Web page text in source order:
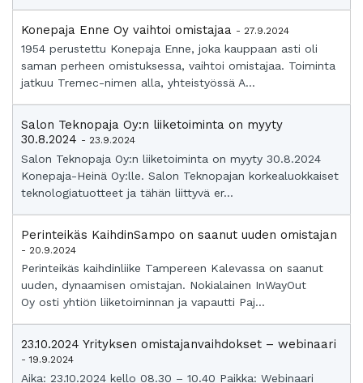
Konepaja Enne Oy vaihtoi omistajaa - 27.9.2024
1954 perustettu Konepaja Enne, joka kauppaan asti oli
saman perheen omistuksessa, vaihtoi omistajaa. Toiminta
jatkuu Tremec-nimen alla, yhteistyössä A...
Salon Teknopaja Oy:n liiketoiminta on myyty
30.8.2024 - 23.9.2024
Salon Teknopaja Oy:n liiketoiminta on myyty 30.8.2024
Konepaja-Heinä Oy:lle. Salon Teknopajan korkealuokkaiset
teknologiatuotteet ja tähän liittyvä er...
Perinteikäs KaihdinSampo on saanut uuden omistajan
- 20.9.2024
Perinteikäs kaihdinliike Tampereen Kalevassa on saanut
uuden, dynaamisen omistajan. Nokialainen InWayOut
Oy osti yhtiön liiketoiminnan ja vapautti Paj...
23.10.2024 Yrityksen omistajanvaihdokset – webinaari
- 19.9.2024
Aika: 23.10.2024 kello 08.30 – 10.40 Paikka: Webinaari